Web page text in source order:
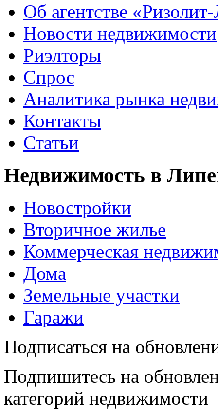
Об агентстве
Новости недвижимости
Риэлторы
Спрос
Аналитика рынка
Контакты
Статьи
Недвижимость в
Новостройки
Вторичное жилье
Коммерческая
Дома
Земельные участки
Гаражи
Подписаться на
Подпишитесь на
категорий недвижимости